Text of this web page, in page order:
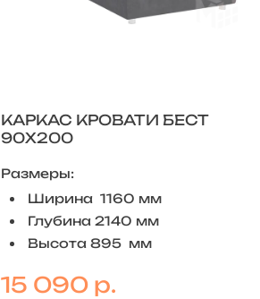
КАРКАС КРОВАТИ БЕСТ
90Х200
Размеры:
Ширина 1160 мм
Глубина 2140 мм
Высота 895 мм
15 090 р.